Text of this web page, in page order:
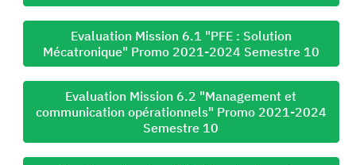
Evaluation Mission 6.1 "PFE : Solution
Mécatronique" Promo 2021-2024 Semestre 10
Evaluation Mission 6.2 "Management et
communication opérationnels" Promo 2021-2024
Semestre 10